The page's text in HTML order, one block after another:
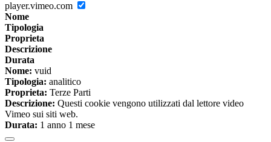
player.vimeo.com
Nome
Tipologia
Proprieta
Descrizione
Durata
Nome: vuid
Tipologia: analitico
Proprieta: Terze Parti
Descrizione: Questi cookie vengono utilizzati dal lettore video
Vimeo sui siti web.
Durata: 1 anno 1 mese